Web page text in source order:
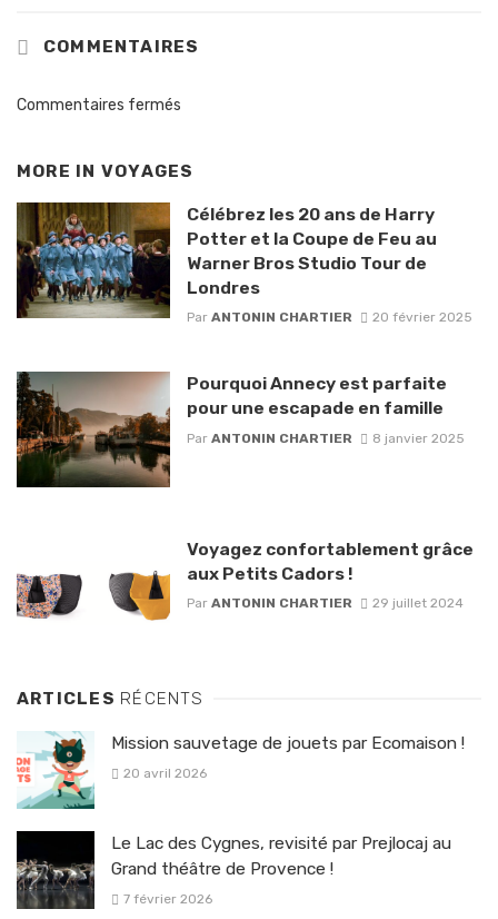
COMMENTAIRES
Commentaires fermés
MORE IN VOYAGES
Célébrez les 20 ans de Harry
Potter et la Coupe de Feu au
Warner Bros Studio Tour de
Londres
Par ANTONIN CHARTIER 20 février 2025
Pourquoi Annecy est parfaite
pour une escapade en famille
Par ANTONIN CHARTIER 8 janvier 2025
Voyagez confortablement grâce
aux Petits Cadors !
Par ANTONIN CHARTIER 29 juillet 2024
ARTICLES RÉCENTS
Mission sauvetage de jouets par Ecomaison !
20 avril 2026
Le Lac des Cygnes, revisité par Prejlocaj au
Grand théâtre de Provence !
7 février 2026